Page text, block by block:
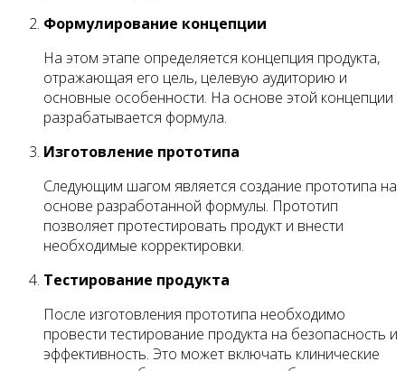
Формулирование концепции
На этом этапе определяется концепция продукта,
отражающая его цель, целевую аудиторию и
основные особенности. На основе этой концепции
разрабатывается формула.
Изготовление прототипа
Следующим шагом является создание прототипа на
основе разработанной формулы. Прототип
позволяет протестировать продукт и внести
необходимые корректировки.
Тестирование продукта
После изготовления прототипа необходимо
провести тестирование продукта на безопасность и
эффективность. Это может включать клинические